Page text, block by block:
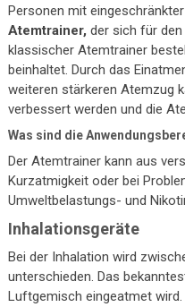
Personen mit
Atemtrainer, der sich für
klassischer Atemtrainer
beinhaltet. Durch das
weiteren stärkeren Atemzug
verbessert werden und die
Was sind die
Der Atemtrainer kann aus
Kurzatmigkeit oder bei
Umweltbelastungs- und
Inhalationsgeräte
Bei der Inhalation wird
unterschieden. Das
Luftgemisch eingeatmet